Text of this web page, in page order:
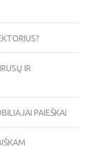
IR
PAIEŠKAI